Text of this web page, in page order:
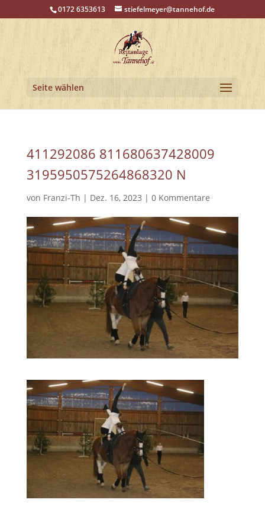
0172 6353613 stiefelmeyer@tannehof.de
Seite wählen
411292086 811680637428009
3195950575264868320 N
von Franzi-Th | Dez. 16, 2023 | 0 Kommentare